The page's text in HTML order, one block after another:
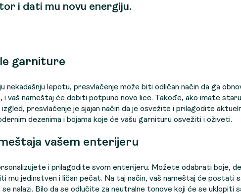
i dati mu novu energiju.
garniture
lepotu, presvlačenje može biti odličan način da ga
nameštaj će dobiti potpuno novo lice. Takođe, ako imate staru
presvlačenje je sjajan način da je osvežite i prilagodite
dezenima i bojama koje će vašu garnituru osvežiti i oživeti.
vašem enterijeru
i prilagodite svom enterijeru. Možete odabrati boje,
mu jedinstven i ličan pečat. Na taj način, vaš nameštaj će postati
nalazi. Bilo da se odlučite za neutralne tonove koji će se uklopiti